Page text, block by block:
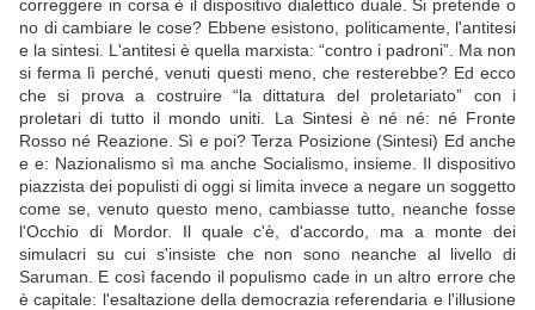
correggere in corsa è il dispositivo dialettico duale. Si pretende o
no di cambiare le cose? Ebbene esistono, politicamente, l'antitesi
e la sintesi. L'antitesi è quella marxista: “contro i padroni”. Ma non
si ferma lì perché, venuti questi meno, che resterebbe? Ed ecco
che si prova a costruire “la dittatura del proletariato” con i
proletari di tutto il mondo uniti. La Sintesi è né né: né Fronte
Rosso né Reazione. Sì e poi? Terza Posizione (Sintesi) Ed anche
e e: Nazionalismo sì ma anche Socialismo, insieme. Il dispositivo
piazzista dei populisti di oggi si limita invece a negare un soggetto
come se, venuto questo meno, cambiasse tutto, neanche fosse
l'Occhio di Mordor. Il quale c'è, d'accordo, ma a monte dei
simulacri su cui s'insiste che non sono neanche al livello di
Saruman. E così facendo il populismo cade in un altro errore che
è capitale: l'esaltazione della democrazia referendaria e l'illusione